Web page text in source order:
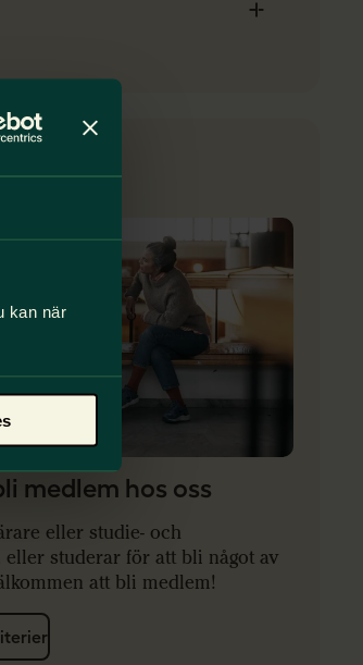
kan när
medlem hos oss
eller studie- och
eller studerar för att bli något av
att bli medlem!